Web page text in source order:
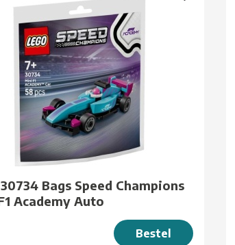
Bags Speed Champions
Academy Auto
Bestel